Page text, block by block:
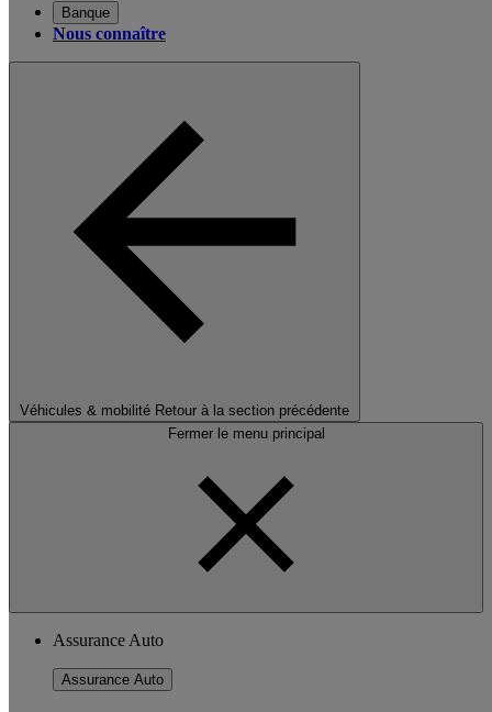
Banque
Nous connaître
Véhicules & mobilité Retour à la section précédente
Fermer le menu principal
Assurance Auto
Assurance Auto